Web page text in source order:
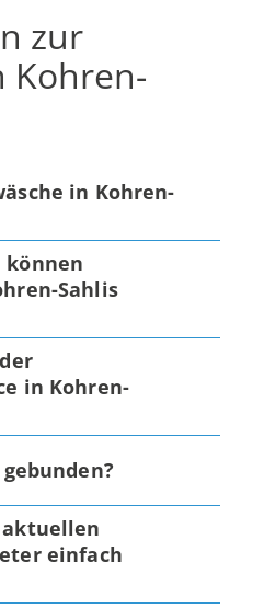
zur
Kohren-
in Kohren-
können
Sahlis
in Kohren-
einfach